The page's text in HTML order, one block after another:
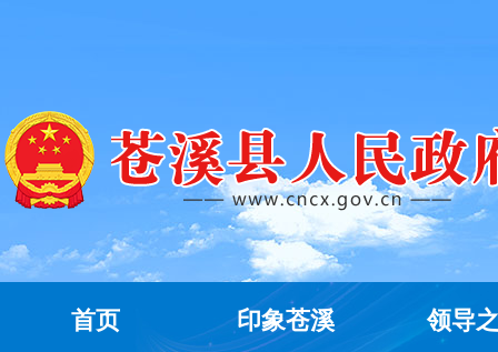
首页 印象苍溪 领导